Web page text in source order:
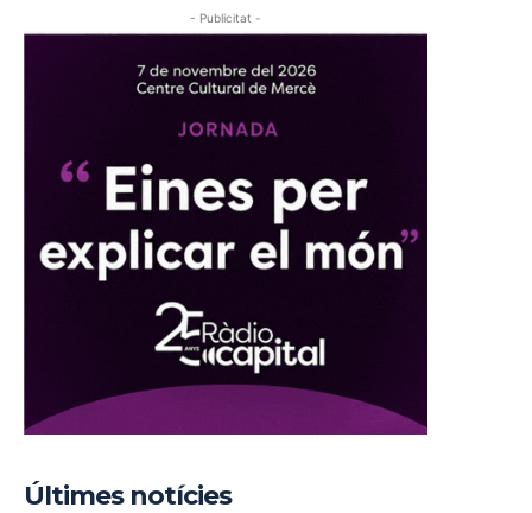
- Publicitat -
Últimes notícies